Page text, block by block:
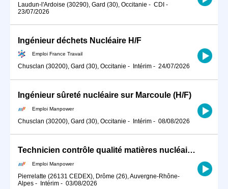
Laudun-l'Ardoise (30290), Gard (30), Occitanie - CDI -
23/07/2026
Ingénieur déchets Nucléaire H/F
Emploi France Travail
Chusclan (30200), Gard (30), Occitanie - Intérim - 24/07/2026
Ingénieur sûreté nucléaire sur Marcoule (H/F)
Emploi Manpower
Chusclan (30200), Gard (30), Occitanie - Intérim - 08/08/2026
Technicien contrôle qualité matières nucléaires sur Pierrelatte (H/F)
Emploi Manpower
Pierrelatte (26131 CEDEX), Drôme (26), Auvergne-Rhône-
Alpes - Intérim - 03/08/2026